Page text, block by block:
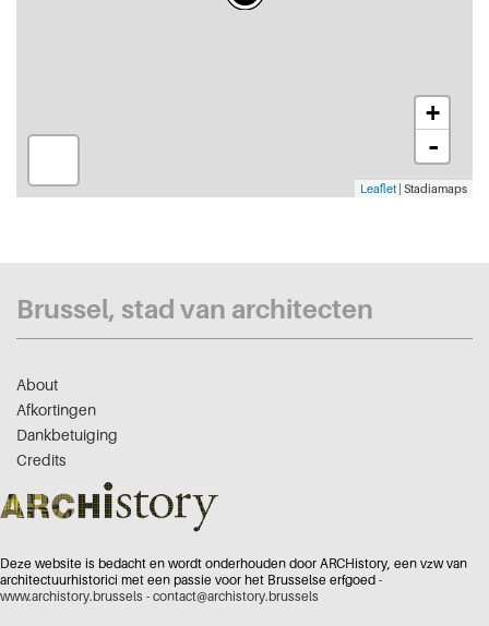
+
-
Leaflet | Stadiamaps
Brussel, stad van architecten
About
Afkortingen
Dankbetuiging
Credits
Deze website is bedacht en wordt onderhouden door ARCHistory, een vzw van
architectuurhistorici met een passie voor het Brusselse erfgoed -
www.archistory.brussels - contact@archistory.brussels